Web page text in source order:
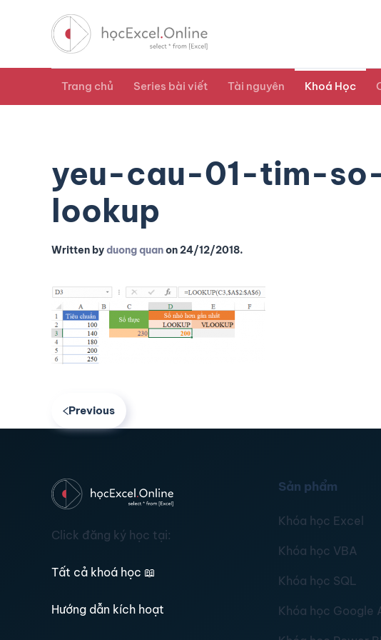
Trang chủ Series bài viết Tài nguyên Khoá Học
yeu-cau-01-tim-
lookup
Written byduong quanon24/12/2018.
Previous
Click đăng ký học tại:
Tất cả khoá học 📖
Hướng dẫn kích hoạt
Sản phẩm
Khóa học Excel
Khóa học VBA
Khóa học SQL
Khóa học Google